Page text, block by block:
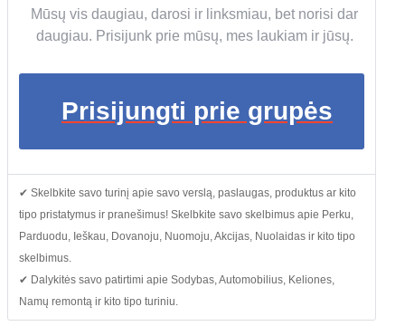
Mūsų vis daugiau, darosi ir linksmiau, bet norisi dar
daugiau. Prisijunk prie mūsų, mes laukiam ir jūsų.
Prisijungti prie grupės
✔ Skelbkite savo turinį apie savo verslą, paslaugas, produktus ar kito
tipo pristatymus ir pranešimus! Skelbkite savo skelbimus apie Perku,
Parduodu, Ieškau, Dovanoju, Nuomoju, Akcijas, Nuolaidas ir kito tipo
skelbimus.
✔ Dalykitės savo patirtimi apie Sodybas, Automobilius, Keliones,
Namų remontą ir kito tipo turiniu.